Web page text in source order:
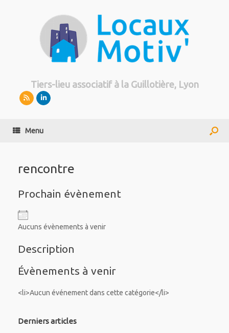
Tiers-lieu associatif à la Guillotière, Lyon
Menu
rencontre
Prochain évènement
Aucuns évènements à venir
Description
Évènements à venir
<li>Aucun événement dans cette catégorie</li>
Derniers articles